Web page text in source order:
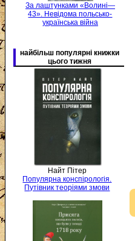
За лаштунками «Волині—
43». Невідома польсько-
українська війна
найбільш популярні книжки
цього тижня
Найт Пітер
Популярна конспірологія.
Путівник теоріями змови